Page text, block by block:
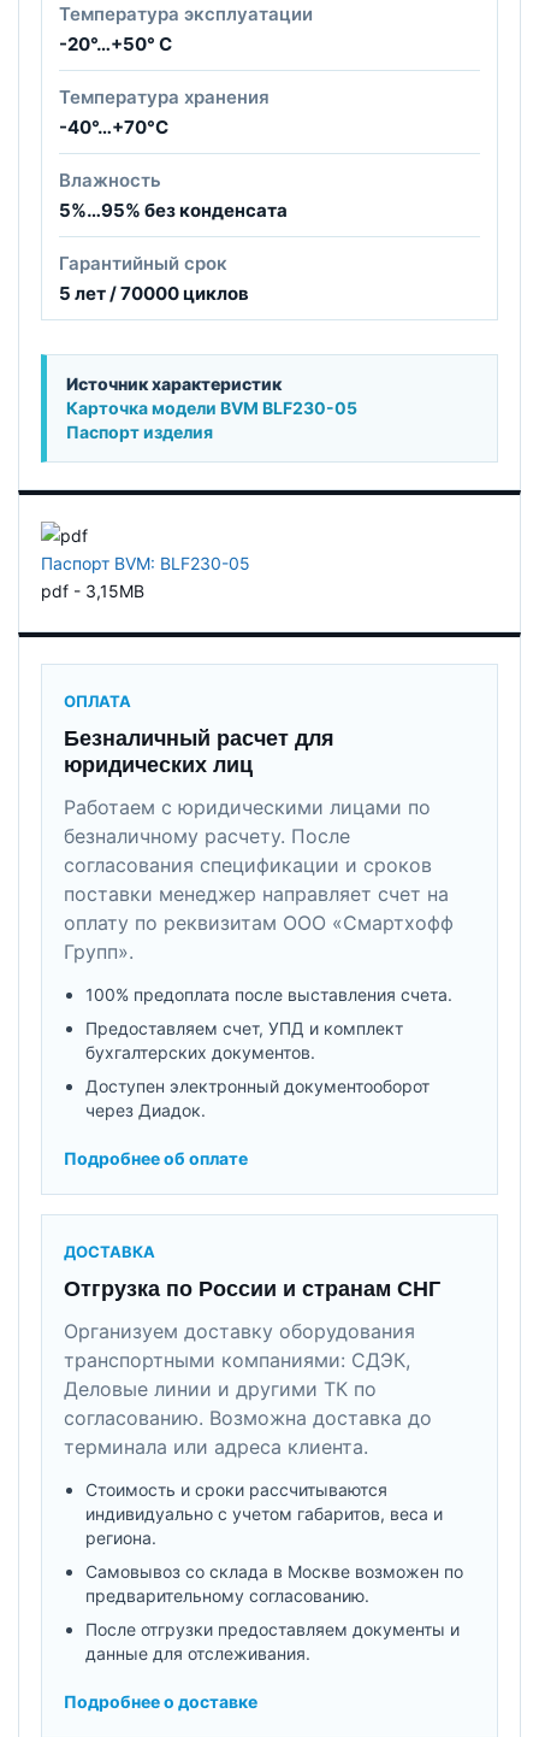
Температура эксплуатации
-20°…+50° С
Температура хранения
-40°…+70°С
Влажность
5%…95% без конденсата
Гарантийный срок
5 лет / 70000 циклов
Источник характеристик
Карточка модели BVM BLF230-05
Паспорт изделия
Паспорт BVM: BLF230-05
pdf - 3,15MB
ОПЛАТА
Безналичный расчет для
юридических лиц
Работаем с юридическими лицами по
безналичному расчету. После
согласования спецификации и сроков
поставки менеджер направляет счет на
оплату по реквизитам ООО «Смартхофф
Групп».
100% предоплата после выставления счета.
Предоставляем счет, УПД и комплект
бухгалтерских документов.
Доступен электронный документооборот
через Диадок.
Подробнее об оплате
ДОСТАВКА
Отгрузка по России и странам СНГ
Организуем доставку оборудования
транспортными компаниями: СДЭК,
Деловые линии и другими ТК по
согласованию. Возможна доставка до
терминала или адреса клиента.
Стоимость и сроки рассчитываются
индивидуально с учетом габаритов, веса и
региона.
Самовывоз со склада в Москве возможен по
предварительному согласованию.
После отгрузки предоставляем документы и
данные для отслеживания.
Подробнее о доставке